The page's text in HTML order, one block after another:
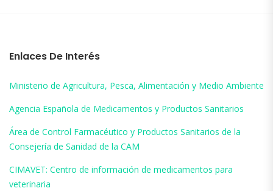
Enlaces De Interés
Ministerio de Agricultura, Pesca, Alimentación y Medio Ambiente
Agencia Española de Medicamentos y Productos Sanitarios
Área de Control Farmacéutico y Productos Sanitarios de la
Consejería de Sanidad de la CAM
CIMAVET: Centro de información de medicamentos para
veterinaria